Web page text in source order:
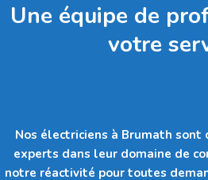
Une équipe de
votre
Nos électriciens à Brumath
experts dans leur domaine de
notre réactivité pour toutes